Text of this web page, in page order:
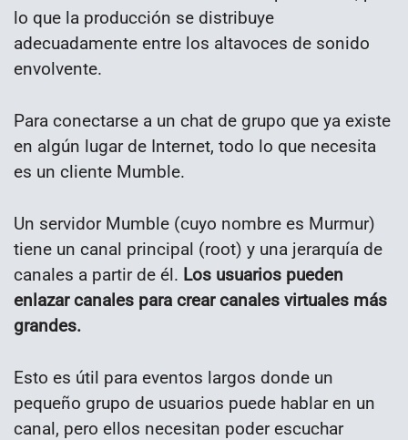
lo que la producción se distribuye
adecuadamente entre los altavoces de sonido
envolvente.
Para conectarse a un chat de grupo que ya existe
en algún lugar de Internet, todo lo que necesita
es un cliente Mumble.
Un servidor Mumble (cuyo nombre es Murmur)
tiene un canal principal (root) y una jerarquía de
canales a partir de él. Los usuarios pueden
enlazar canales para crear canales virtuales más
grandes.
Esto es útil para eventos largos donde un
pequeño grupo de usuarios puede hablar en un
canal, pero ellos necesitan poder escuchar